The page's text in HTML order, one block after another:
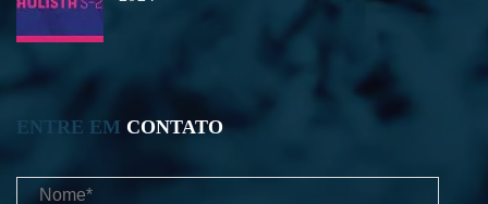
ENTRE EM CONTATO